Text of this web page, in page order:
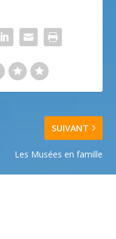
SUIVANT
Les Musées en famille